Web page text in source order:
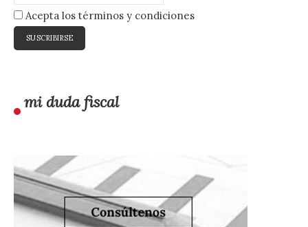
Acepta los términos y condiciones
mi duda fiscal